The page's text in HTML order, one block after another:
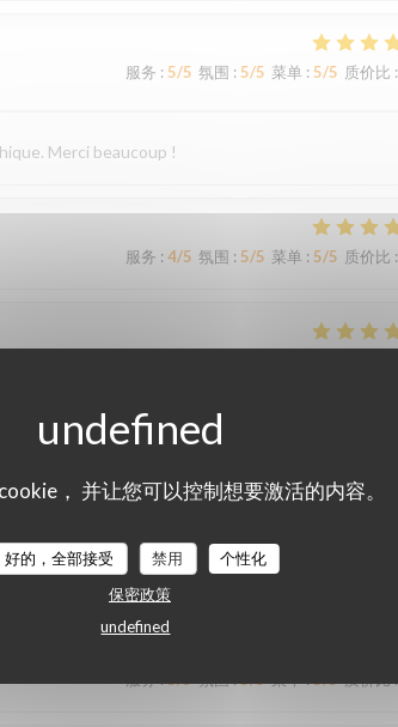
， 并让您可以控制想要激活的内容。
好的，全部接受 禁用
个性化
保密政策
undefined
服务 : 5/5 氛围 : 5/5 菜单: 5/5 质价比 :
Merci beaucoup !
服务 : 4/5 氛围 : 5/5 菜单: 5/5 质价比 :
Moins de monde que chez les voisins,